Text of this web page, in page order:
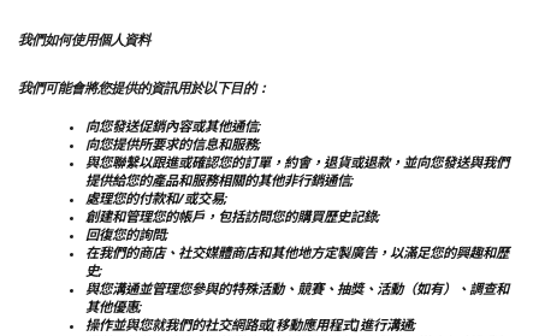
我們如何使用個人資料
我們可能會將您提供的資訊用於以下目的：
向您發送促銷內容或其他通信;
向您提供所要求的信息和服務;
與您聯繫以跟進或確認您的訂單，約會，退貨或退款，並向您發送與我們
提供給您的產品和服務相關的其他非行銷通信;
處理您的付款和/或交易;
創建和管理您的帳戶，包括訪問您的購買歷史記錄;
回復您的詢問;
在我們的商店、社交媒體商店和其他地方定製廣告，以滿足您的興趣和歷
史;
與您溝通並管理您參與的特殊活動、競賽、抽獎、活動（如有）、調查和
其他優惠;
操作並與您就我們的社交網路或[移動應用程式]進行溝通;